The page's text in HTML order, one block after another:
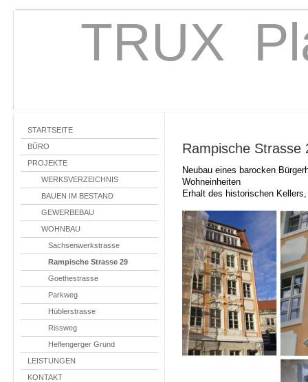
TRUX
STARTSEITE
BÜRO
PROJEKTE
WERKSVERZEICHNIS
BAUEN IM BESTAND
GEWERBEBAU
WOHNBAU
Sachsenwerkstrasse
Rampische Strasse 29
Goethestrasse
Parkweg
Hüblerstrasse
Rissweg
Helfengerger Grund
LEISTUNGEN
KONTAKT
Rampische Strasse
Neubau eines barocken
Wohneinheiten
Erhalt des historischen